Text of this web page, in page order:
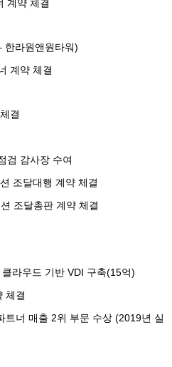
계약 체결
한라원앤원타워)
계약 체결
결
검 감사장 수여
조달대행 계약 체결
조달총판 계약 체결
라우드 기반 VDI 구축(15억)
체결
트너 매출 2위 부문 수상 (2019년 실